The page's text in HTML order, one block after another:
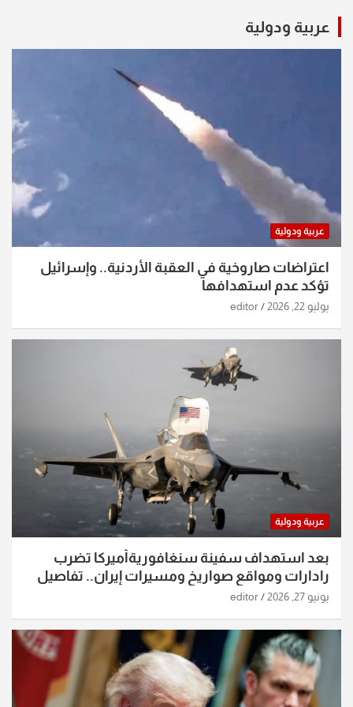
عربية ودولية
عربية ودولية
اعتراضات صاروخية في العقبة الأردنية.. وإسرائيل
تؤكد عدم استهدافها
يوليو 22, 2026 editor
عربية ودولية
بعد استهداف سفينة سنغافوريةأميركا تضرب
رادارات ومواقع صواريخ ومسيرات إيران.. تفاصيل
الساعات الماضية
يونيو 27, 2026 editor